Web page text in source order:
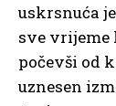
uskrsnuća
sve vrijeme
počevši od
uznesen